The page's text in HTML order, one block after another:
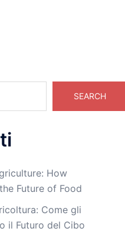
SEARCH
How
Future of Food
Come gli
il Futuro del Cibo